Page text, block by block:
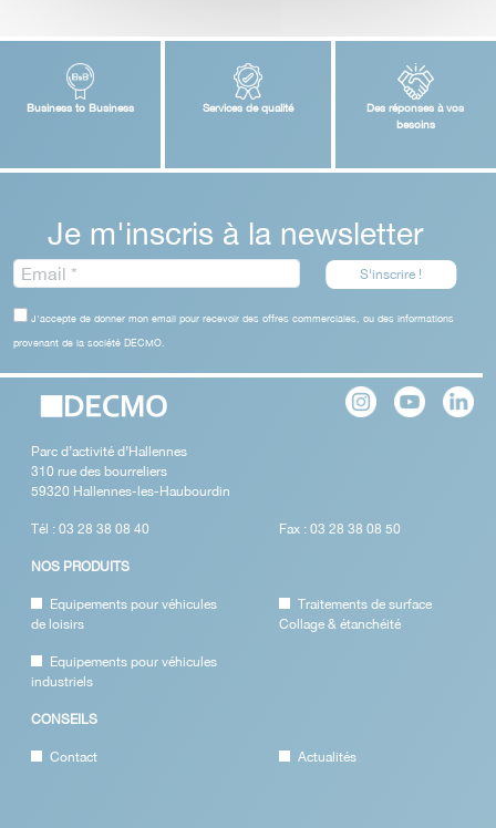
Business to Business Services de qualité
Des réponses à vos
besoins
Je m'inscris à la newsletter
J'accepte de donner mon email pour recevoir des offres commerciales, ou des informations
provenant de la société DECMO.
Parc d’activité d’Hallennes
310 rue des bourreliers
59320 Hallennes-les-Haubourdin
Tél : 03 28 38 08 40 Fax : 03 28 38 08 50
NOS PRODUITS
Equipements pour véhicules
de loisirs
Equipements pour véhicules
industriels
Traitements de surface
Collage & étanchéité
CONSEILS
Contact Actualités